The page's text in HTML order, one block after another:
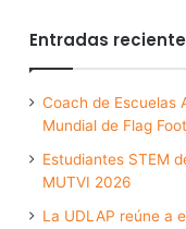
Entradas
Coach de Escuelas
Mundial de Flag
Estudiantes STEM
MUTVI 2026
La UDLAP reúne a